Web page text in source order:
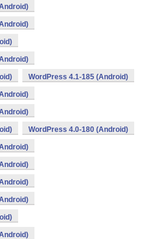
WordPress 4.1-185 (Android)
WordPress 4.0-180 (Android)